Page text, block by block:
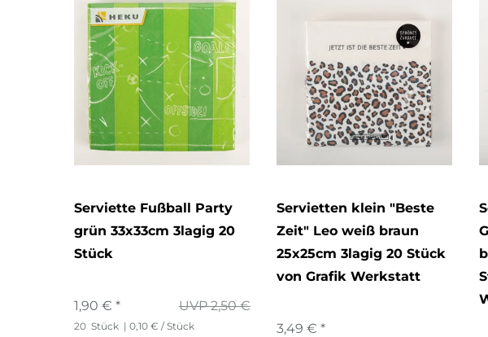
Serviette Fußball Party
grün 33x33cm 3lagig 20
Stück
UVP 2,50 €
1,90 € *
20 Stück | 0,10 € / Stück
Servietten klein "Beste
Zeit" Leo weiß braun
25x25cm 3lagig 20 Stück
von Grafik Werkstatt
3,49 € *